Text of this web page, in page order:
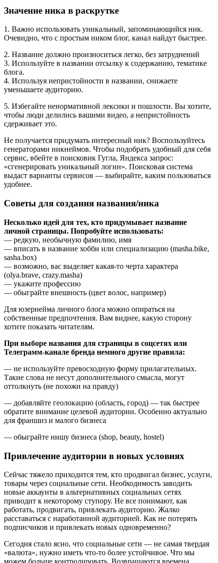
Значение ника в раскрутке
1. Важно использовать уникальный, запоминающийся ник.
Очевидно, что с простым ником блог, канал найдут быстрее.
2. Название должно произноситься легко, без затруднений
3. Используйте в названии отсылку к содержанию, тематике
блога.
4. Используя непристойности в названии, снижаете
уменьшаете аудиторию.
5. Избегайте ненормативной лексики и пошлости. Вы хотите,
чтобы люди делились вашими видео, а непристойность
сдерживает это.
Не получается придумать интересный ник? Воспользуйтесь
генераторами никнеймов. Чтобы подобрать удобный для себя
сервис, вбейте в поисковик Гугла, Яндекса запрос:
«сгенерировать уникальный логин». Поисковая система
выдаст варианты сервисов — выбирайте, каким пользоваться
удобнее.
Советы для создания названия/ника
Несколько идей для тех, кто придумывает название
личной страницы. Попробуйте использовать:
— редкую, необычную фамилию, имя
— вписать в название хобби или специализацию (masha.bike,
sasha.box)
— возможно, вас выделяет какая-то черта характера
(olya.brave, crazy.masha)
— укажите профессию
— обыграйте внешность (цвет волос, например)
Для юзернейма личного блога можно опираться на
собственные предпочтения. Вам виднее, какую сторону
хотите показать читателям.
При выборе названия для страницы в соцсетях или
Телеграмм-канале бренда немного другие правила:
— не используйте превосходную форму прилагательных.
Такие слова не несут дополнительного смысла, могут
оттолкнуть (не похожи на правду)
— добавляйте геолокацию (область, город) — так быстрее
обратите внимание целевой аудитории. Особенно актуально
для франшиз и малого бизнеса
— обыграйте нишу бизнеса (shop, beauty, hostel)
Привлечение аудитории в новых условиях
Сейчас тяжело приходится тем, кто продвигал бизнес, услуги,
товары через социальные сети. Необходимость заводить
новые аккаунты в альтернативных социальных сетях
приводит к некоторому ступору. Не все понимают, как
работать, продвигать, привлекать аудиторию. Жалко
расставаться с наработанной аудиторией. Как не потерять
подписчиков и привлекать новых одновременно?
Сегодня стало ясно, что социальные сети — не самая твердая
«валюта», нужно иметь что-то более устойчивое. Что мы